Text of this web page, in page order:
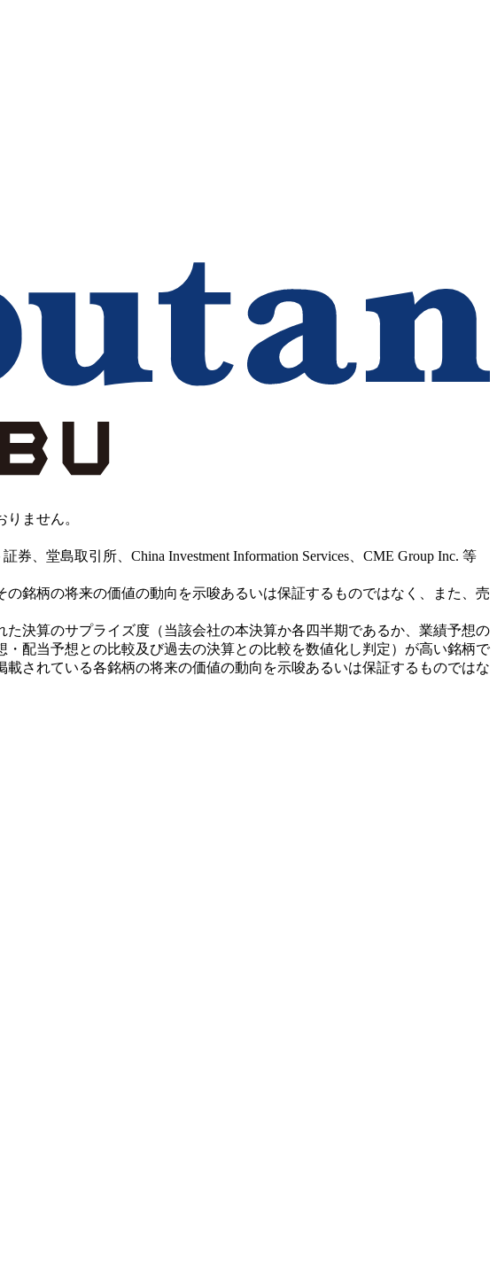
ません。
、堂島取引所、China Investment Information Services、CME Group Inc. 等
銘柄の将来の価値の動向を示唆あるいは保証するものではなく、また、売
決算のサプライズ度（当該会社の本決算か各四半期であるか、業績予想の
配当予想との比較及び過去の決算との比較を数値化し判定）が高い銘柄で
されている各銘柄の将来の価値の動向を示唆あるいは保証するものではな